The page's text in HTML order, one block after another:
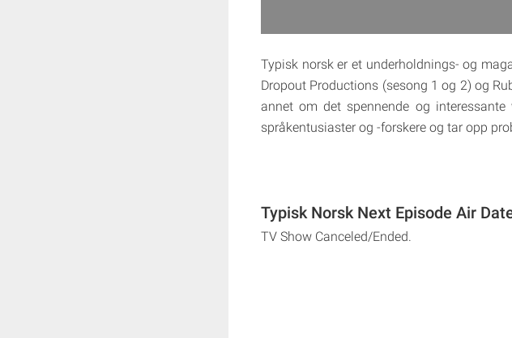
Typisk norsk er et underholdnings- og
Dropout Productions (sesong 1 og 2) og
annet om det spennende og
språkentusiaster og -forskere og tar opp
Typisk Norsk Next Episode Air
TV Show Canceled/Ended.